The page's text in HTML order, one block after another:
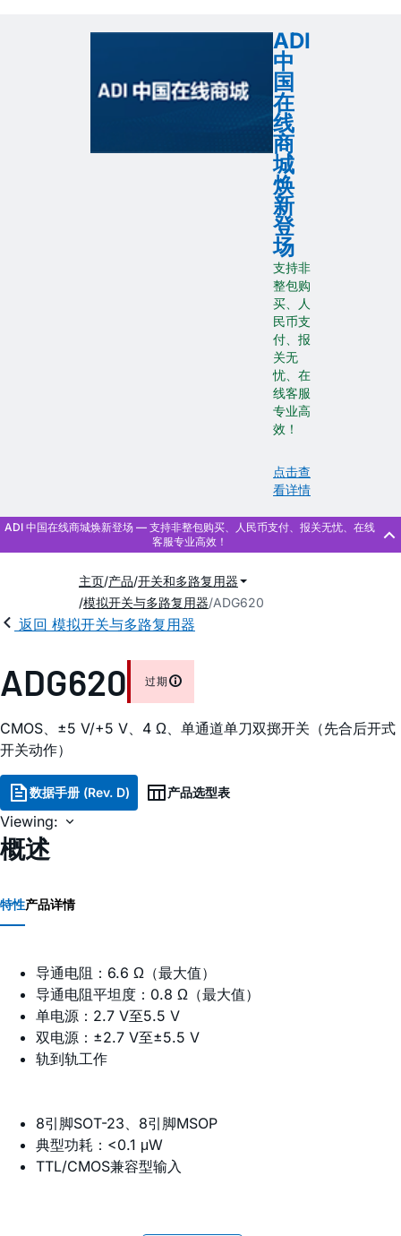
ADI
中
国
在
线
商
城
焕
新
登
场
支持非
整包购
买、人
民币支
付、报
关无
忧、在
线客服
专业高
效！
点击查
看详情
主页 产品 开关和多路复用器
模拟开关与多路复用器 ADG620
返回 模拟开关与多路复用器
ADG620 过期
CMOS、±5 V/+5 V、4 Ω、单通道单刀双掷开关（先合后开式
开关动作）
数据手册 (Rev. D) 产品选型表
Viewing:
概述
特性产品详情
导通电阻：6.6 Ω（最大值）
导通电阻平坦度：0.8 Ω（最大值）
单电源：2.7 V至5.5 V
双电源：±2.7 V至±5.5 V
轨到轨工作
8引脚SOT-23、8引脚MSOP
典型功耗：<0.1 μW
TTL/CMOS兼容型输入